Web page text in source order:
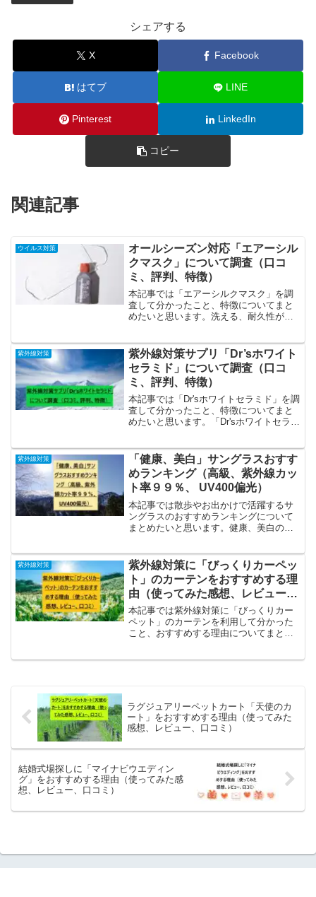
シェアする
X Facebook
はてブ LINE
Pinterest LinkedIn
コピー
関連記事
ウイルス対策
オールシーズン対応「エアーシル
クマスク」について調査（口コ
ミ、評判、特徴）
本記事では「エアーシルクマスク」を調
査して分かったこと、特徴についてまと
めたいと思います。洗える、耐久性があ
ク」の特徴、特色の特徴は紫外線カッ
ト、フィットしやすい、蒸れに...
紫外線対策
紫外線対策サプリ「Dr’sホワイト
セラミド」について調査（口コ
ミ、評判、特徴）
本記事では「Dr'sホワイトセラミド」を調
査して分かったこと、特徴についてまと
めたいと思います。「Dr'sホワイトセラミ
配合、お得な定期コース、高い評価、口
コミ順に解説...
紫外線対策
「健康、美白」サングラスおすす
めランキング（高級、紫外線カッ
ト率９９％、 UV400偏光）
本記事では散歩やお出かけで活躍するサ
ングラスのおすすめランキングについて
まとめたいと思います。健康、美白の視
の事実ですが、美容面においてもダメー
ジを与えることはあまり知...
紫外線対策
紫外線対策に「びっくりカーペッ
ト」のカーテンをおすすめする理
由（使ってみた感想、レビュー、
口コミ）
本記事では紫外線対策に「びっくりカー
ペット」のカーテンを利用して分かった
こと、おすすめする理由についてまとめ
ラグジュアリーペットカート「天使のカ
ート」をおすすめする理由（使ってみた
感想、レビュー、口コミ）
結婚式場探しに「マイナビウエディン
グ」をおすすめする理由（使ってみた感
想、レビュー、口コミ）